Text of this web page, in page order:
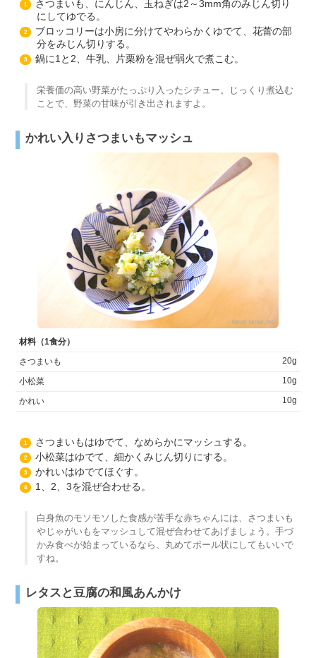
1
さつまいも、にんじん、玉ねぎは2～3mm角のみじん切り
にしてゆでる。
2
ブロッコリーは小房に分けてやわらかくゆでて、花蕾の部
分をみじん切りする。
3 鍋に1と2、牛乳、片栗粉を混ぜ弱火で煮こむ。
栄養価の高い野菜がたっぷり入ったシチュー。じっくり煮込む
ことで、野菜の甘味が引き出されますよ。
かれい入りさつまいもマッシュ
材料（1食分）
さつまいも
20g
小松菜 10g
かれい 10g
1 さつまいもはゆでて、なめらかにマッシュする。
2 小松菜はゆでて、細かくみじん切りにする。
3 かれいはゆでてほぐす。
4 1、2、3を混ぜ合わせる。
白身魚のモソモソした食感が苦手な赤ちゃんには、さつまいも
やじゃがいもをマッシュして混ぜ合わせてあげましょう。手づ
かみ食べが始まっているなら、丸めてボール状にしてもいいで
すね。
レタスと豆腐の和風あんかけ